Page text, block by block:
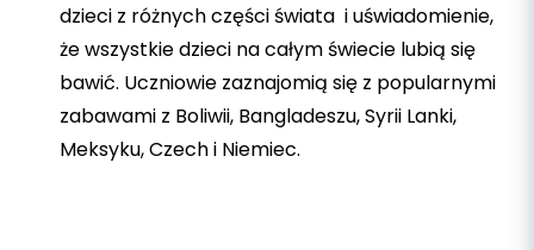
dzieci z różnych części świata i uświadomienie,
że wszystkie dzieci na całym świecie lubią się
bawić. Uczniowie zaznajomią się z popularnymi
zabawami z Boliwii, Bangladeszu, Syrii Lanki,
Meksyku, Czech i Niemiec.